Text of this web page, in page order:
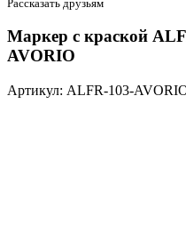
Рассказать друзьям
Маркер с краской
AVORIO
Артикул: ALFR-103-